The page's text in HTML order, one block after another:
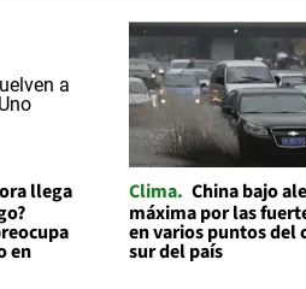
llega
en
Clima China bajo
máxima por las
en varios puntos del
sur del país